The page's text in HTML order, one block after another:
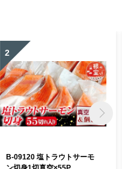
2
B-09120 塩トラウトサーモ